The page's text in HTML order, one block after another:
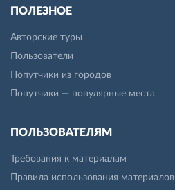
ПОЛЕЗНОЕ
Авторские туры
Пользователи
Попутчики из городов
Попутчики — популярные места
ПОЛЬЗОВАТЕЛЯМ
Требования к материалам
Правила использования материалов